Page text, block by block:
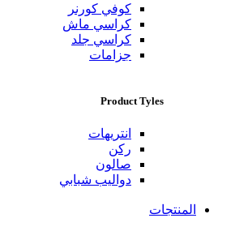
كوفي كورنر
كراسي ماش
كراسي جلد
جزامات
Product Tyles
انتريهات
ركن
صالون
دواليب شبابي
المنتجات